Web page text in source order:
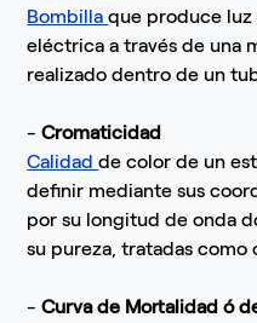
Bombillaque produce luz
eléctrica a través de una
realizado dentro de un
-Cromaticidad
Calidadde color de un
definir mediante sus
por su longitud de onda
su pureza, tratadas como
-Curva de Mortalidad ó